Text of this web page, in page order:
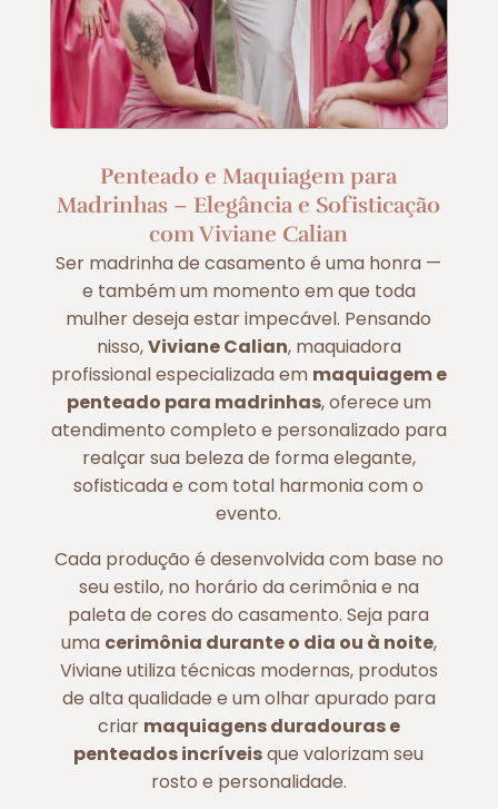
Penteado e Maquiagem para
Madrinhas – Elegância e Sofisticação
com Viviane Calian
Ser madrinha de casamento é uma honra —
e também um momento em que toda
mulher deseja estar impecável. Pensando
nisso,Viviane Calian, maquiadora
profissional especializada em maquiagem e
penteado para madrinhas, oferece um
atendimento completo e personalizado para
realçar sua beleza de forma elegante,
sofisticada e com total harmonia com o
evento.
Cada produção é desenvolvida com base no
seu estilo, no horário da cerimônia e na
paleta de cores do casamento. Seja para
uma cerimônia durante o dia ou à noite,
Viviane utiliza técnicas modernas, produtos
de alta qualidade e um olhar apurado para
criar maquiagens duradouras e
penteados incríveisque valorizam seu
rosto e personalidade.